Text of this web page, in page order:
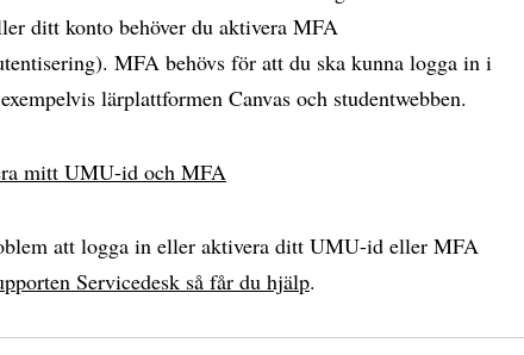
ditt konto behöver du aktivera MFA
MFA behövs för att du ska kunna logga in i
lärplattformen Canvas och studentwebben.
mitt UMU-id och MFA
att logga in eller aktivera ditt UMU-id eller MFA
Servicedesk så får du hjälp.